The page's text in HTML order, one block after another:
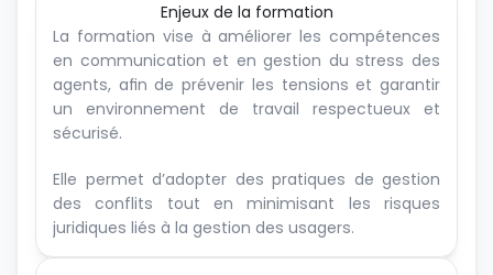
Enjeux de la formation
La formation vise à améliorer les compétences
en communication et en gestion du stress des
agents, afin de prévenir les tensions et garantir
un environnement de travail respectueux et
sécurisé.
Elle permet d’adopter des pratiques de gestion
des conflits tout en minimisant les risques
juridiques liés à la gestion des usagers.